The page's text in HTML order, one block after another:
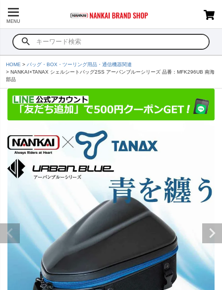
MENU
HOME
バッグ・BOX・ツーリング用品・通信機器関連
NANKAI×TANAX シェルシートバッグ2SS アーバンブルーシリーズ 品番：MFK296UB 南海
部品